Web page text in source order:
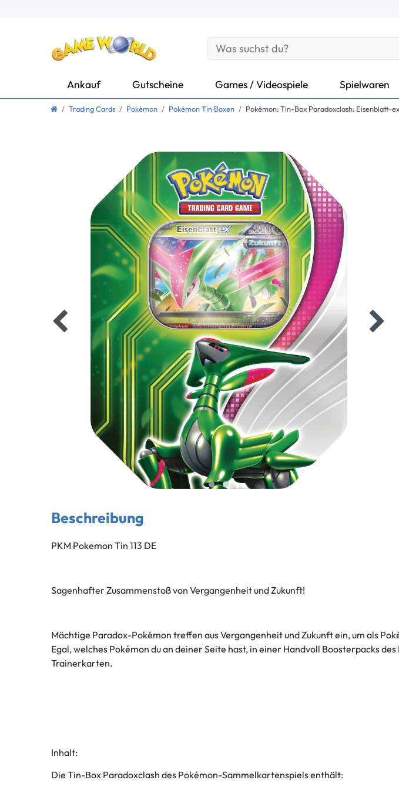
Ankauf Gutscheine Games / Videospiele Spielwaren
Trading Cards Pokémon Pokémon Tin Boxen Pokémon: Tin-Box Paradoxclash: Eisenblatt-ex
Beschreibung
PKM Pokemon Tin 113 DE
Sagenhafter Zusammenstoß von Vergangenheit und Zukunft!
Mächtige Paradox-Pokémon treffen aus Vergangenheit und Zukunft ein, um als
Egal, welches Pokémon du an deiner Seite hast, in einer Handvoll Boosterpacks
Trainerkarten.
Inhalt:
Die Tin-Box Paradoxclash des Pokémon-Sammelkartenspiels enthält: